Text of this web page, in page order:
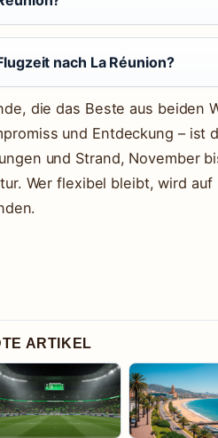
nach La Réunion?
die das Beste aus beiden
und Entdeckung – ist
und Strand, November
Wer flexibel bleibt, wird auf
ARTIKEL